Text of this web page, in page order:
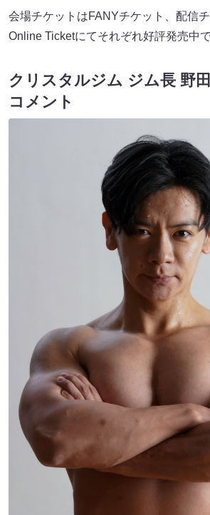
会場チケットはFANYチケット、配信
Online Ticketにてそれぞれ好評発売中で
クリスタルジム ジム長 野
コメント